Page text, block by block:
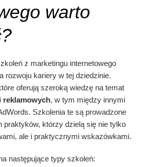
warto
z marketingu internetowego
rozwoju kariery w tej dziedzinie.
oferują szeroką wiedzę na temat
reklamowych, w tym między innymi
Szkolenia te są prowadzone
praktyków, którzy dzielą się nie tylko
ale i praktycznymi wskazówkami.
następujące typy szkoleń: